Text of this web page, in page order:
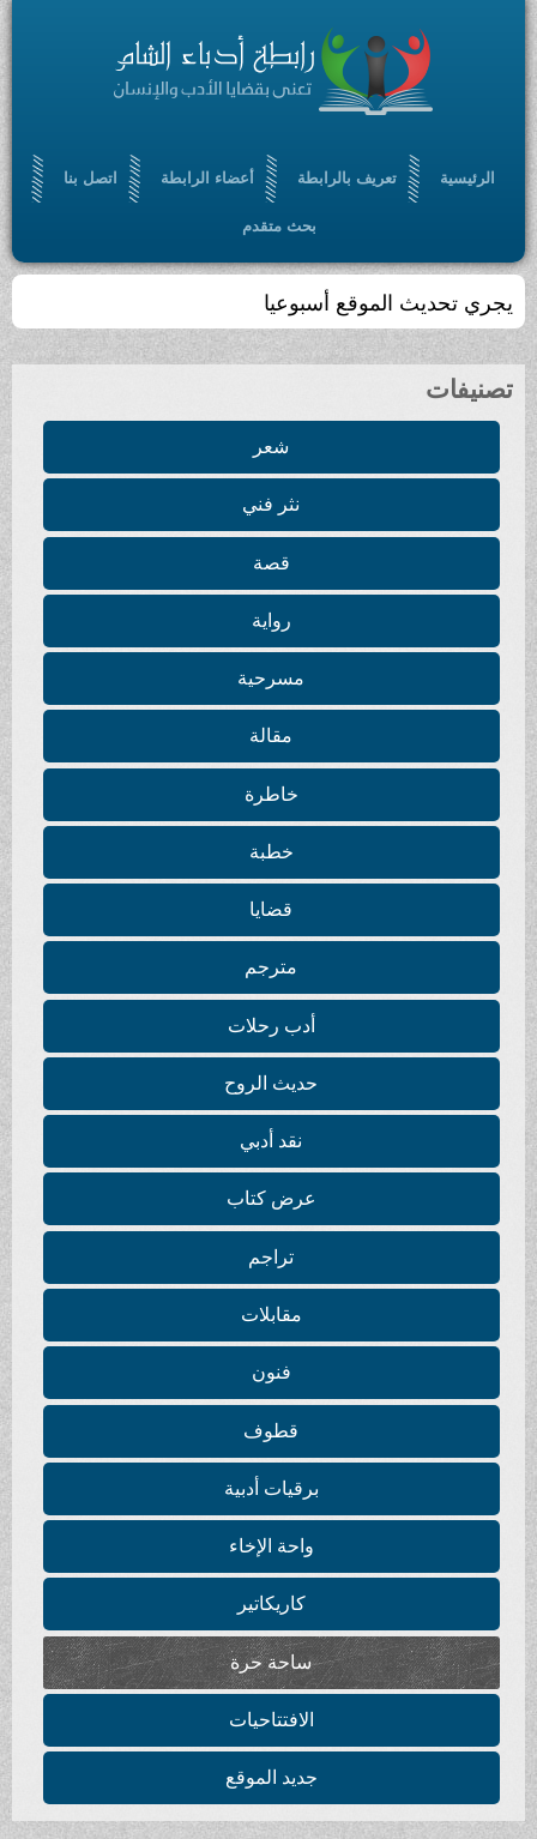
الرئيسية تعريف بالرابطة أعضاء الرابطة اتصل بنا
بحث متقدم
يجري تحديث الموقع أسبوعيا
تصنيفات
شعر
نثر فني
قصة
رواية
مسرحية
مقالة
خاطرة
خطبة
قضايا
مترجم
أدب رحلات
حديث الروح
نقد أدبي
عرض كتاب
تراجم
مقابلات
فنون
قطوف
برقيات أدبية
واحة الإخاء
كاريكاتير
ساحة حرة
الافتتاحيات
جديد الموقع